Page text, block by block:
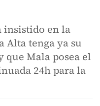
insistido en la
Alta tenga ya su
que Mala posea el
24h para la